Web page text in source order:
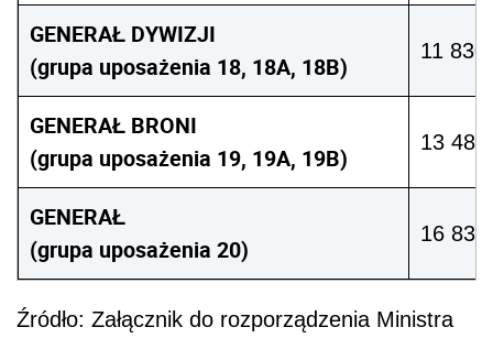
GENERAŁ DYWIZJI
(grupa uposażenia 18, 18A, 18B)
11 830
GENERAŁ BRONI
(grupa uposażenia 19, 19A, 19B)
13 480
GENERAŁ
(grupa uposażenia 20)
16 830
Źródło: Załącznik do rozporządzenia Ministra